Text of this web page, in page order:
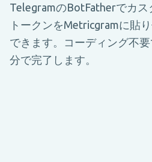
TelegramのBotFatherでカス
トークンをMetricgramに貼
できます。コーディング不
分で完了します。